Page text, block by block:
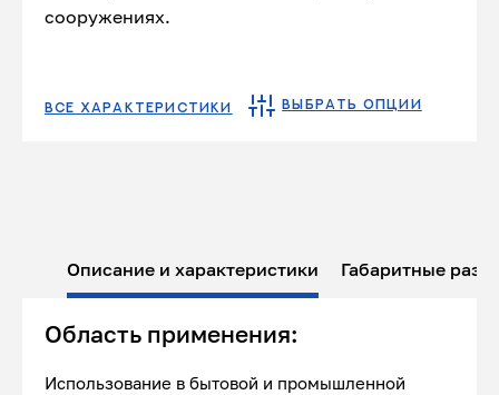
сооружениях.
ВСЕ ХАРАКТЕРИСТИКИ ВЫБРАТЬ ОПЦИИ
Описание и характеристики Габаритные
Область применения:
Использование в бытовой и промышленной